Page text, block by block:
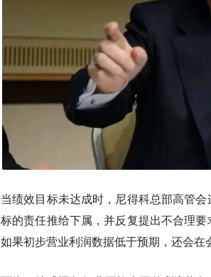
当绩效目标未达成时，尼得科总部高管
标的责任推给下属，并反复提出不合理
如果初步营业利润数据低于预期，还会在